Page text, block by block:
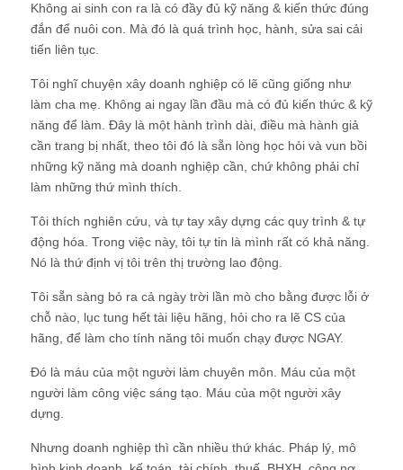
Không ai sinh con ra là có đầy đủ kỹ năng & kiến thức đúng
đắn để nuôi con. Mà đó là quá trình học, hành, sửa sai cải
tiến liên tục.
Tôi nghĩ chuyện xây doanh nghiệp có lẽ cũng giống như
làm cha mẹ. Không ai ngay lần đầu mà có đủ kiến thức & kỹ
năng để làm. Đây là một hành trình dài, điều mà hành giả
cần trang bị nhất, theo tôi đó là sẵn lòng học hỏi và vun bồi
những kỹ năng mà doanh nghiệp cần, chứ không phải chỉ
làm những thứ mình thích.
Tôi thích nghiên cứu, và tự tay xây dựng các quy trình & tự
động hóa. Trong việc này, tôi tự tin là mình rất có khả năng.
Nó là thứ định vị tôi trên thị trường lao động.
Tôi sẵn sàng bỏ ra cả ngày trời lần mò cho bằng được lỗi ở
chỗ nào, lục tung hết tài liệu hãng, hỏi cho ra lẽ CS của
hãng, để làm cho tính năng tôi muốn chạy được NGAY.
Đó là máu của một người làm chuyên môn. Máu của một
người làm công việc sáng tạo. Máu của một người xây
dựng.
Nhưng doanh nghiệp thì cần nhiều thứ khác. Pháp lý, mô